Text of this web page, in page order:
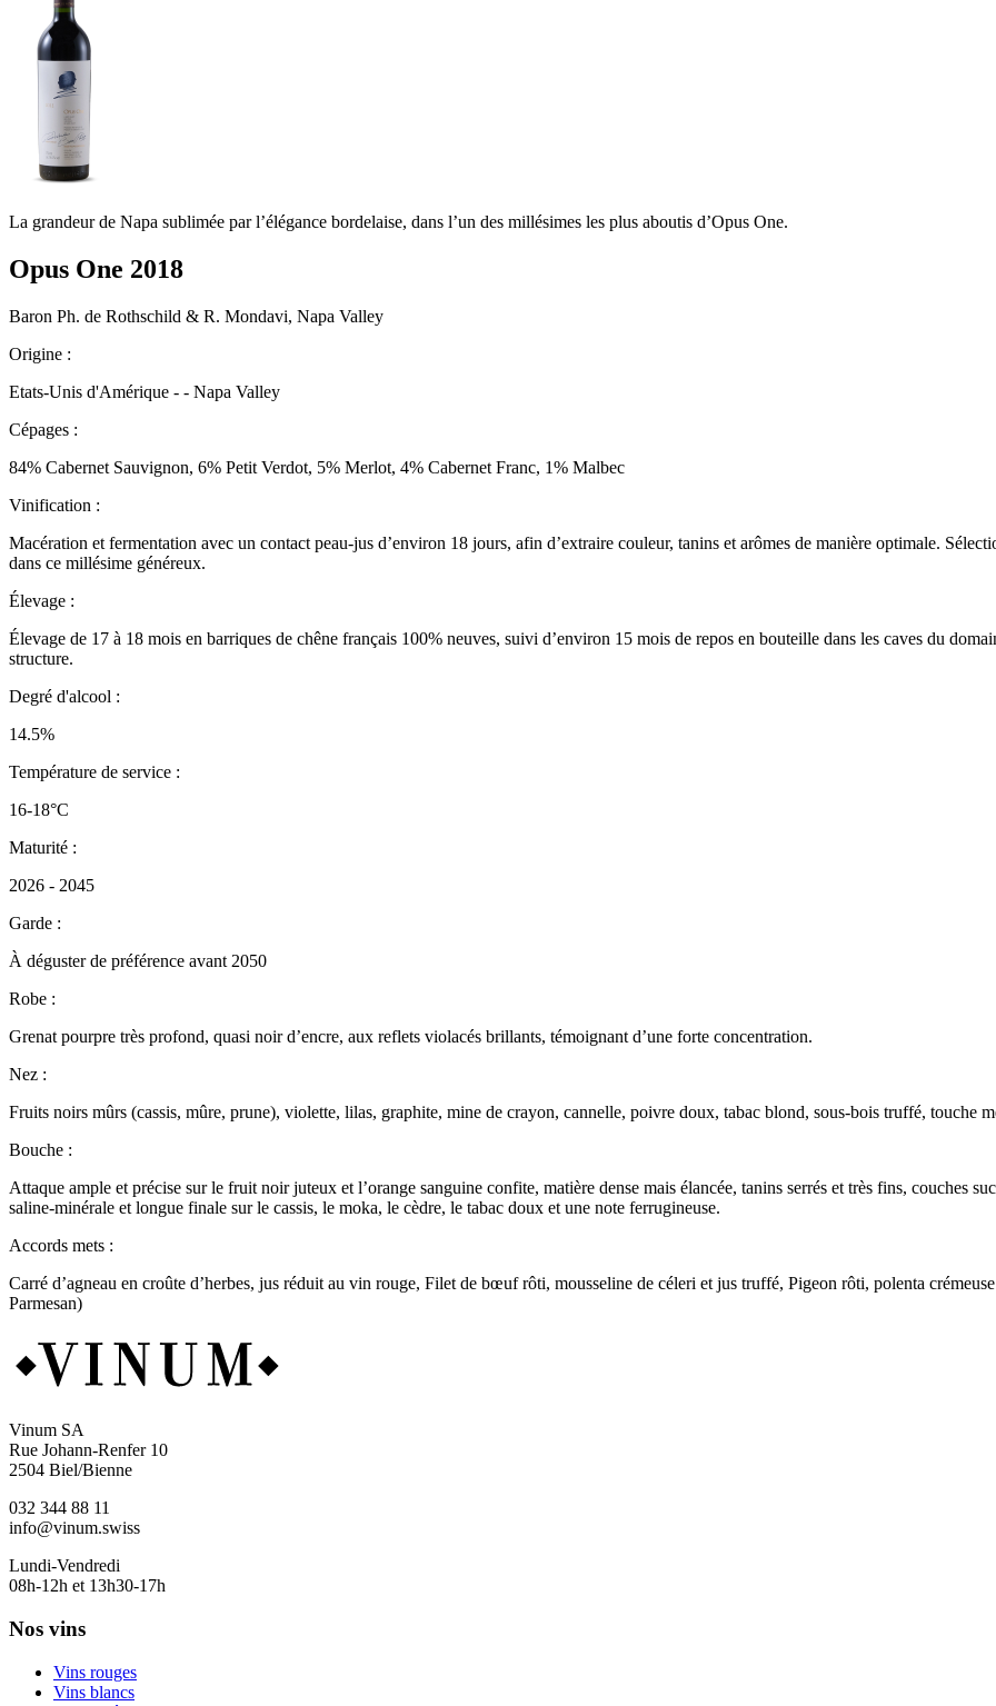
La grandeur de Napa sublimée par l’élégance bordelaise, dans l’un des millésimes les plus aboutis d’Opus One.
Opus One 2018
Baron Ph. de Rothschild & R. Mondavi, Napa Valley
Origine :
Etats-Unis d'Amérique - - Napa Valley
Cépages :
84% Cabernet Sauvignon, 6% Petit Verdot, 5% Merlot, 4% Cabernet Franc, 1% Malbec
Vinification :
Macération et fermentation avec un contact peau-jus d’environ 18 jours, afin d’extraire couleur, tanins et arômes de manière optimale.
dans ce millésime généreux.
Élevage :
Élevage de 17 à 18 mois en barriques de chêne français 100% neuves, suivi d’environ 15 mois de repos en bouteille dans les caves du
structure.
Degré d'alcool :
14.5%
Température de service :
16-18°C
Maturité :
2026 - 2045
Garde :
À déguster de préférence avant 2050
Robe :
Grenat pourpre très profond, quasi noir d’encre, aux reflets violacés brillants, témoignant d’une forte concentration.
Nez :
Fruits noirs mûrs (cassis, mûre, prune), violette, lilas, graphite, mine de crayon, cannelle, poivre doux, tabac blond, sous-bois truffé, touche
Bouche :
Attaque ample et précise sur le fruit noir juteux et l’orange sanguine confite, matière dense mais élancée, tanins serrés et très fins, couches
saline-minérale et longue finale sur le cassis, le moka, le cèdre, le tabac doux et une note ferrugineuse.
Accords mets :
Carré d’agneau en croûte d’herbes, jus réduit au vin rouge, Filet de bœuf rôti, mousseline de céleri et jus truffé, Pigeon rôti, polenta
Parmesan)
Vinum SA
Rue Johann-Renfer 10
2504 Biel/Bienne
032 344 88 11
info@vinum.swiss
Lundi-Vendredi
08h-12h et 13h30-17h
Nos vins
Vins rouges
Vins blancs